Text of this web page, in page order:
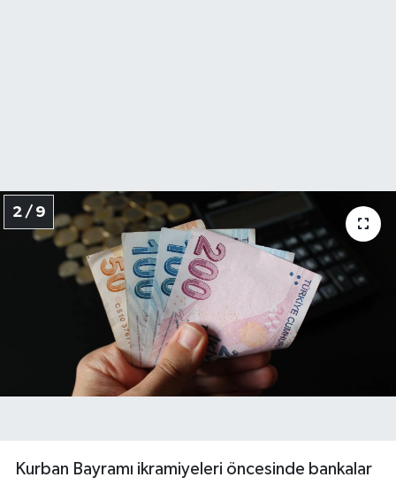
2 / 9
Kurban Bayramı ikramiyeleri öncesinde bankalar